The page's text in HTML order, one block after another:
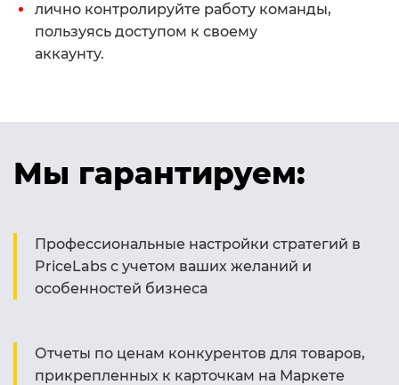
лично контролируйте работу команды,
пользуясь доступом к своему
аккаунту.
Мы гарантируем:
Профессиональные настройки стратегий в
PriceLabs с учетом ваших желаний и
особенностей бизнеса
Отчеты по ценам конкурентов для товаров,
прикрепленных к карточкам на Маркете